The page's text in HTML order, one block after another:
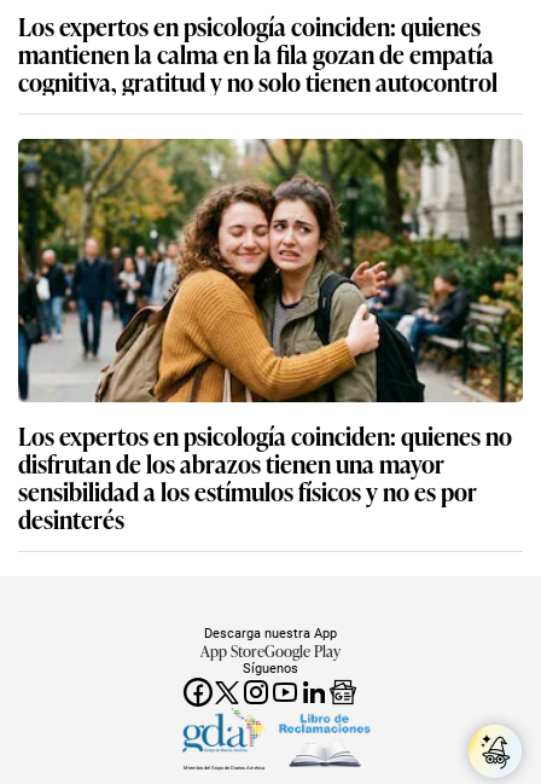
Los expertos en psicología coinciden: quienes
mantienen la calma en la fila gozan de empatía
cognitiva, gratitud y no solo tienen autocontrol
Los expertos en psicología coinciden: quienes no
disfrutan de los abrazos tienen una mayor
sensibilidad a los estímulos físicos y no es por
desinterés
Síguenos
Descarga nuestra App
App StoreGoogle Play
Miembro del Grupo de Diarios América